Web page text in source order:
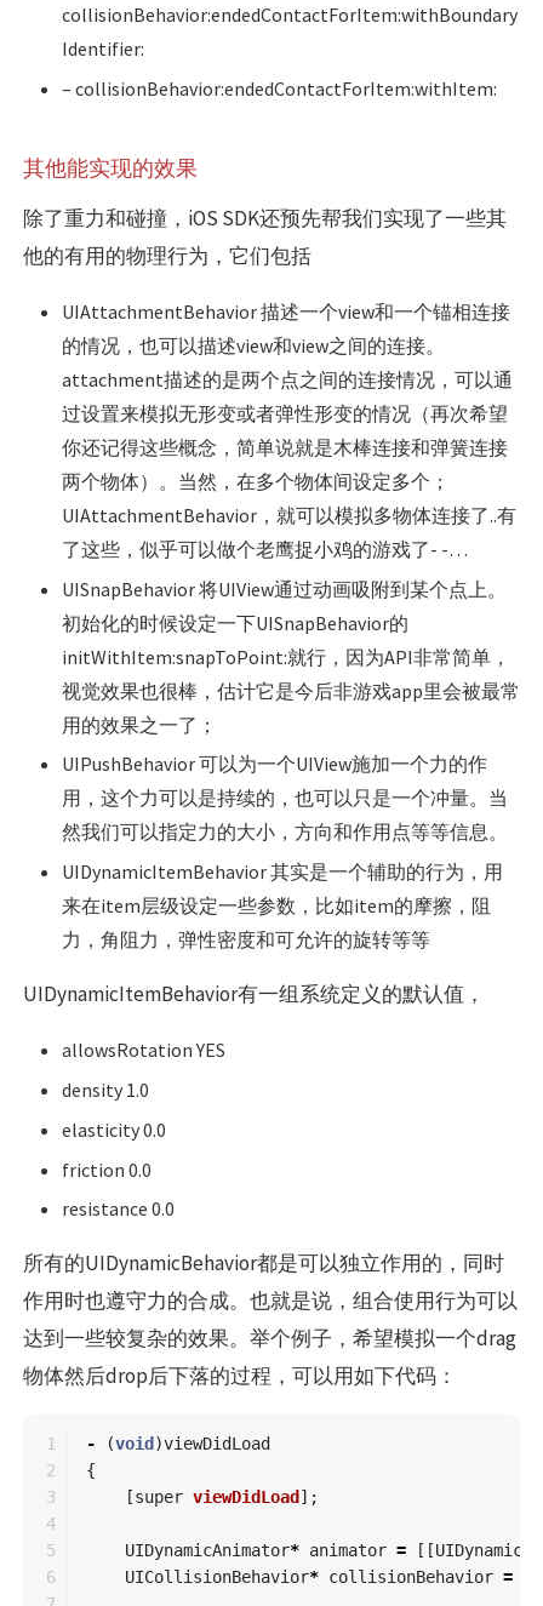
collisionBehavior:endedContactForItem:withBoundary
Identifier:
– collisionBehavior:endedContactForItem:withItem:
其他能实现的效果
除了重力和碰撞，iOS SDK还预先帮我们实现了一些其
他的有用的物理行为，它们包括
UIAttachmentBehavior 描述一个view和一个锚相连接
的情况，也可以描述view和view之间的连接。
attachment描述的是两个点之间的连接情况，可以通
过设置来模拟无形变或者弹性形变的情况（再次希望
你还记得这些概念，简单说就是木棒连接和弹簧连接
两个物体）。当然，在多个物体间设定多个；
UIAttachmentBehavior，就可以模拟多物体连接了..有
了这些，似乎可以做个老鹰捉小鸡的游戏了- -…
UISnapBehavior 将UIView通过动画吸附到某个点上。
初始化的时候设定一下UISnapBehavior的
initWithItem:snapToPoint:就行，因为API非常简单，
视觉效果也很棒，估计它是今后非游戏app里会被最常
用的效果之一了；
UIPushBehavior 可以为一个UIView施加一个力的作
用，这个力可以是持续的，也可以只是一个冲量。当
然我们可以指定力的大小，方向和作用点等等信息。
UIDynamicItemBehavior 其实是一个辅助的行为，用
来在item层级设定一些参数，比如item的摩擦，阻
力，角阻力，弹性密度和可允许的旋转等等
UIDynamicItemBehavior有一组系统定义的默认值，
allowsRotation YES
density 1.0
elasticity 0.0
friction 0.0
resistance 0.0
所有的UIDynamicBehavior都是可以独立作用的，同时
作用时也遵守力的合成。也就是说，组合使用行为可以
达到一些较复杂的效果。举个例子，希望模拟一个drag
物体然后drop后下落的过程，可以用如下代码：
1
2
3
4
5
6
- (void )viewDidLoad
{
[super viewDidLoad ];
UIDynamicAnimator* animator = [[
UICollisionBehavior* collisionBehavior =